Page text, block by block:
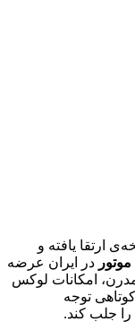
ارتقا یافته و
در ایران عرضه
امکانات لوکس
کوتاهی توجه
را جلب کند.